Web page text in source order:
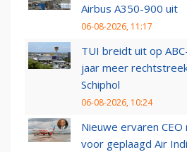
Airbus A350-900 uit
06-08-2026, 11:17
TUI breidt uit op
jaar meer
Schiphol
06-08-2026, 10:24
Nieuwe ervaren
voor geplaagd Air